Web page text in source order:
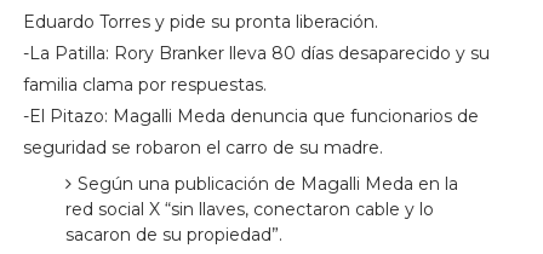
Eduardo Torres y pide su pronta liberación.
-La Patilla: Rory Branker lleva 80 días desaparecido y su
familia clama por respuestas.
-El Pitazo: Magalli Meda denuncia que funcionarios de
seguridad se robaron el carro de su madre.
Según una publicación de Magalli Meda en la
red social X “sin llaves, conectaron cable y lo
sacaron de su propiedad”.